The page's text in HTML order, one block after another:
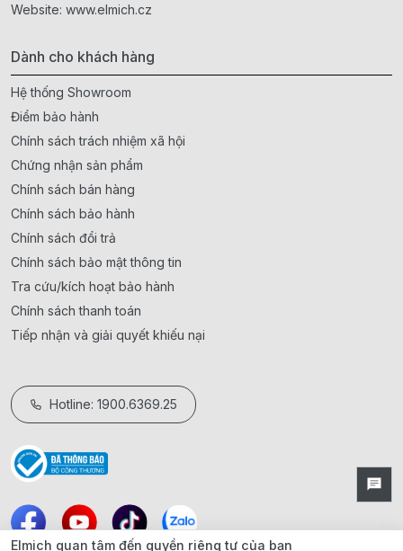
Website: www.elmich.cz
Dành cho khách hàng
Hệ thống Showroom
Điểm bảo hành
Chính sách trách nhiệm xã hội
Chứng nhận sản phẩm
Chính sách bán hàng
Chính sách bảo hành
Chính sách đổi trả
Chính sách bảo mật thông tin
Tra cứu/kích hoạt bảo hành
Chính sách thanh toán
Tiếp nhận và giải quyết khiếu nại
Hotline: 1900.6369.25
Elmich quan tâm đến quyền riêng tư của bạn